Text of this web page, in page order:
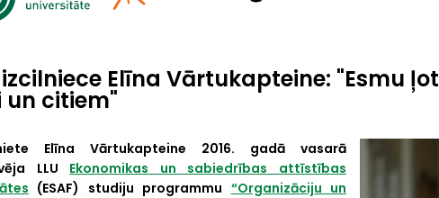
izcilniece Elīna Vārtukapteine: "Esmu
un citiem"
Elīna Vārtukapteine 2016. gadā vasarā
LLU Ekonomikas un sabiedrības attīstības
(ESAF) studiju programmu “Organizāciju un